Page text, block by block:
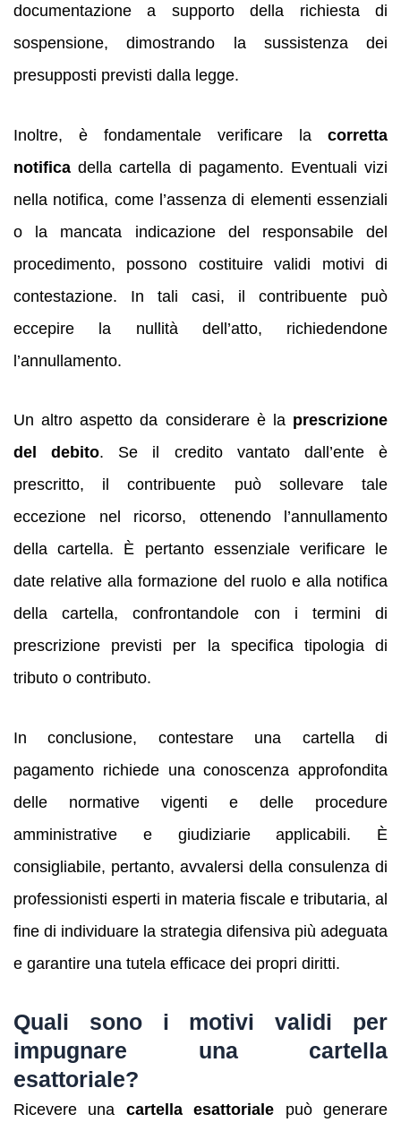
documentazione a supporto della richiesta di
sospensione, dimostrando la sussistenza dei
presupposti previsti dalla legge.
Inoltre, è fondamentale verificare la corretta
notifica della cartella di pagamento. Eventuali vizi
nella notifica, come l’assenza di elementi essenziali
o la mancata indicazione del responsabile del
procedimento, possono costituire validi motivi di
contestazione. In tali casi, il contribuente può
eccepire la nullità dell’atto, richiedendone
l’annullamento.
Un altro aspetto da considerare è la prescrizione
del debito. Se il credito vantato dall’ente è
prescritto, il contribuente può sollevare tale
eccezione nel ricorso, ottenendo l’annullamento
della cartella. È pertanto essenziale verificare le
date relative alla formazione del ruolo e alla notifica
della cartella, confrontandole con i termini di
prescrizione previsti per la specifica tipologia di
tributo o contributo.
In conclusione, contestare una cartella di
pagamento richiede una conoscenza approfondita
delle normative vigenti e delle procedure
amministrative e giudiziarie applicabili. È
consigliabile, pertanto, avvalersi della consulenza di
professionisti esperti in materia fiscale e tributaria, al
fine di individuare la strategia difensiva più adeguata
e garantire una tutela efficace dei propri diritti.
Quali sono i motivi validi per
impugnare una cartella
esattoriale?
Ricevere una cartella esattoriale può generare